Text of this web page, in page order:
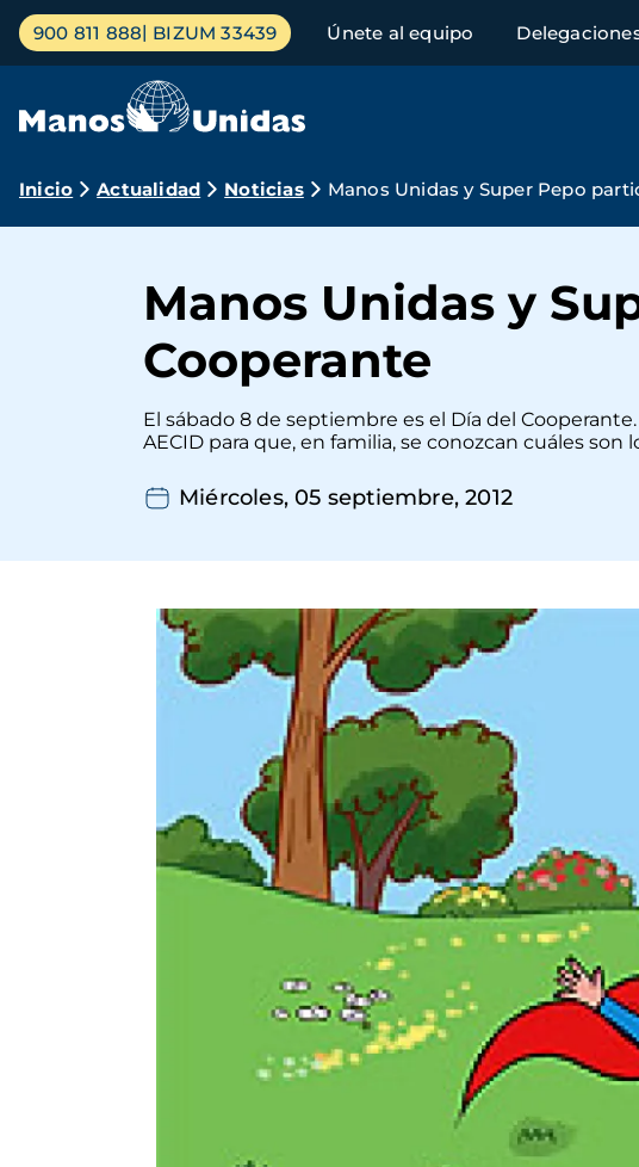
Pasar
contenido
Menú
principal
900 811 888 BIZUM 33439 Únete al equipo
Ruta
navegación
Inicio Actualidad Noticias Manos Unidas y Super Pepo
Manos Unidas y
Cooperante
El sábado 8 de septiembre es el Día del
AECID para que, en familia, se conozcan cuáles
Miércoles, 05 septiembre, 2012